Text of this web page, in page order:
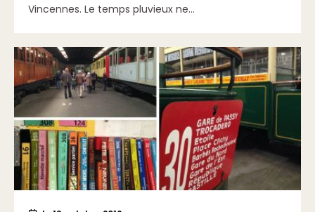
Vincennes. Le temps pluvieux ne...